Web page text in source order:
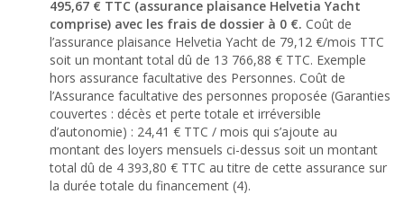
495,67 € TTC (assurance plaisance Helvetia Yacht
comprise) avec les frais de dossier à 0 €. Coût de
l’assurance plaisance Helvetia Yacht de 79,12 €/mois TTC
soit un montant total dû de 13 766,88 € TTC. Exemple
hors assurance facultative des Personnes. Coût de
l’Assurance facultative des personnes proposée (Garanties
couvertes : décès et perte totale et irréversible
d’autonomie) : 24,41 € TTC / mois qui s’ajoute au
montant des loyers mensuels ci-dessus soit un montant
total dû de 4 393,80 € TTC au titre de cette assurance sur
la durée totale du financement (4).